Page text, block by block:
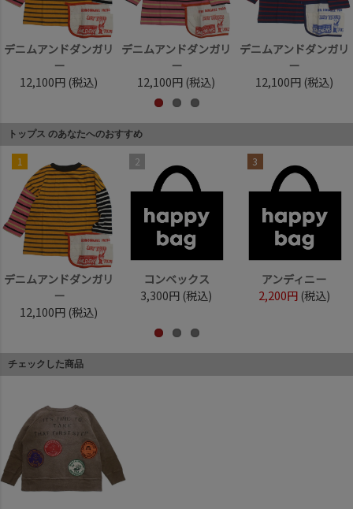
デニムアンドダンガリ
ー
12,100円 (税込)
デニムアンドダンガリ
ー
12,100円 (税込)
デニムアンドダンガリ
ー
12,100円 (税込)
トップス のあなたへのおすすめ
1
デニムアンドダンガリ
ー
12,100円 (税込)
2
コンベックス
3,300円 (税込)
3
アンディニー
2,200円 (税込)
チェックした商品